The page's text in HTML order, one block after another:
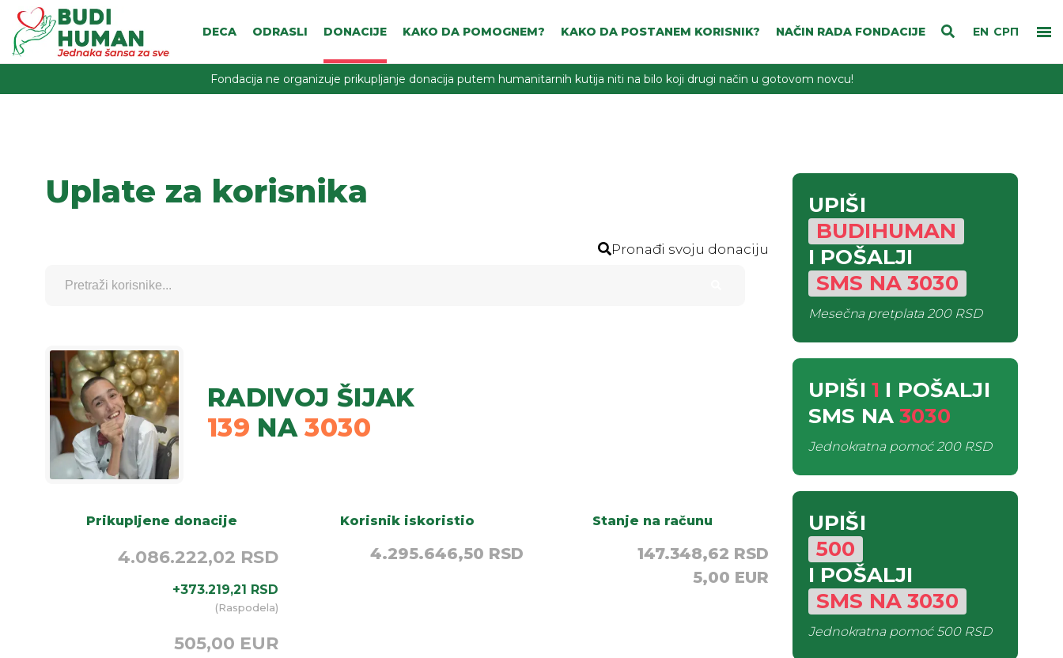
EN СРП
DECA ODRASLI DONACIJE KAKO DA POMOGNEM? KAKO DA POSTANEM KORISNIK? NAČIN RADA FONDACIJE
Fondacija ne organizuje prikupljanje donacija putem humanitarnih kutija niti na bilo koji drugi način u gotovom novcu!
Uplate za korisnika
Pronađi svoju donaciju
RADIVOJ ŠIJAK
139 NA 3030
Prikupljene donacije
4.086.222,02 RSD
+373.219,21 RSD
(Raspodela)
505,00 EUR
Korisnik iskoristio
4.295.646,50 RSD
Stanje na računu
147.348,62 RSD
5,00 EUR
UPIŠI
BUDIHUMAN
I POŠALJI
SMS NA3030
Mesečna pretplata200 RSD
UPIŠI 1 I POŠALJI
SMS NA 3030
Jednokratna pomoć200 RSD
UPIŠI
500
I POŠALJI
SMS NA3030
Jednokratna pomoć500 RSD